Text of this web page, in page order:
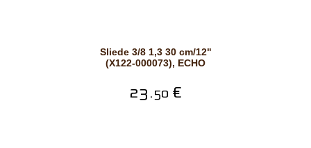
Sliede 3/8 1,3 30 cm/12"
(X122-000073), ECHO
23.50 €